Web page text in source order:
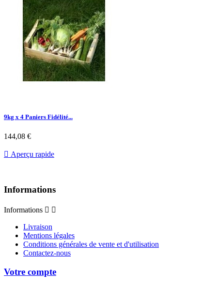
9kg x 4 Paniers Fidélité...
144,08 €
 Aperçu rapide
Informations
Informations  
Livraison
Mentions légales
Conditions générales de vente et d'utilisation
Contactez-nous
Votre compte